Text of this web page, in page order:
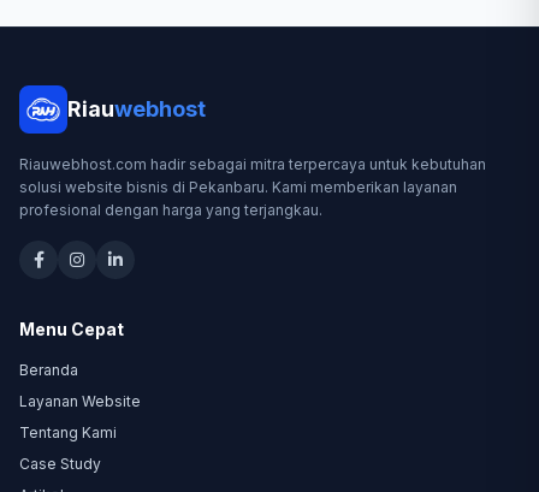
Riauwebhost
Riauwebhost.com hadir sebagai mitra terpercaya untuk kebutuhan
solusi website bisnis di Pekanbaru. Kami memberikan layanan
profesional dengan harga yang terjangkau.
Menu Cepat
Beranda
Layanan Website
Tentang Kami
Case Study